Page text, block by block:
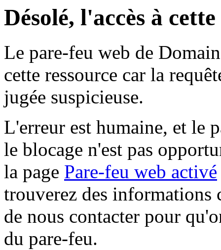
Désolé, l'accès à
Le pare-feu web de
cette ressource car la
jugée suspicieuse.
L'erreur est humaine, et le
le blocage n'est pas
la page Pare-feu web activé
trouverez des informations
de nous contacter pour
du pare-feu.